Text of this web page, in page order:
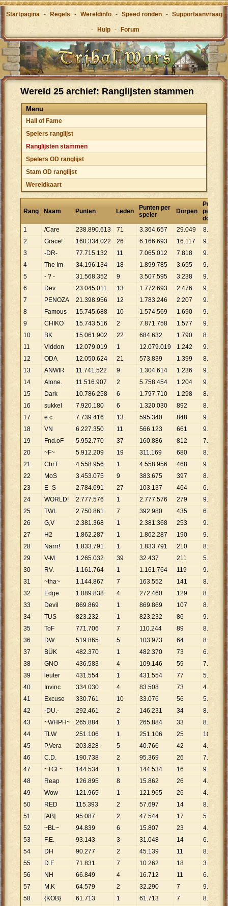
Startpagina - Regels - Wereldinfo - Speed ronden - Supportaanvraag
- Hulp - Forum
Wereld 25 archief: Ranglijsten stammen
Menu
Hall of Fame
Spelers ranglijst
Ranglijsten stammen
Spelers OD ranglijst
Stam OD ranglijst
Wereldkaart
Rang Naam Punten Leden
Punten per
speler
Dorpen
Punten
per
dorp
1
/Care 238.890.613 71 3.364.657 29.049 8.
2
Grace! 160.334.022 26 6.166.693 16.117 9. 948
3
-DR- 77.715.132 11 7.065.012 7.818 9. 941
4
The Im 34.196.134 18 1.899.785 3.655 9. 356
5
- ? - 31.568.352 9 3.507.595 3.238 9. 749
6
Dev 23.045.011 13 1.772.693 2.476 9. 307
7
PENOZA 21.398.956 12 1.783.246 2.207 9. 696
8
Famous 15.745.688 10 1.574.569 1.690 9.
9
CHIKO 15.743.516 2 7.871.758 1.577 9. 983
10
BK 15.061.902 22 684.632 1.790 8. 414
11
Viddon 12.079.019 1 12.079.019 1.242 9.
12
ODA 12.050.624 21 573.839 1.399 8. 614
13
ANWIR 11.741.522 9 1.304.614 1.236 9.500
14
Alone. 11.516.907 2 5.758.454 1.204 9.
15
Dark 10.786.258 6 1.797.710 1.298 8. 310
16
sukkel 7.920.180 6 1.320.030 892 8. 879
17
e.c. 7.739.416 13 595.340 848 9. 127
18
VN 6.227.350 11 566.123 661 9.
19
Fnd.oF 5.952.770 37 160.886 812 7. 331
20
~F~ 5.912.209 19 311.169 680 8. 694
21
CbrT 4.558.956 1 4.558.956 468 9.
22
MoS 3.453.075 9 383.675 397 8. 698
23
E_S 2.784.691 27 103.137 464 6. 001
24
WORLD! 2.777.576 1 2.777.576 279 9.
25
TWL 2.750.861 7 392.980 435 6. 324
26
G,V 2.381.368 1 2.381.368 253 9.413
27
H2 1.862.287 1 1.862.287 190 9.
28
Narrr! 1.833.791 1 1.833.791 210 8. 732
29
V-M 1.265.032 39 32.437 211 5.
30
RV. 1.161.764 1 1.161.764 119 9. 763
31
~tha~ 1.144.867 7 163.552 141 8.
32
Edge 1.089.838 4 272.460 129 8. 448
33
Devil 869.869 1 869.869 107 8. 130
34
TUS 823.232 1 823.232 86 9.
35
ToF 771.706 7 110.244 89 8. 671
36
DW 519.865 5 103.973 64 8. 123
37
BÜK 482.370 1 482.370 73 6.
38
GNO 436.583 4 109.146 59 7. 400
39
leuter 431.554 1 431.554 77 5.605
40
Invinc 334.030 4 83.508 73 4. 576
41
Excuse 330.761 10 33.076 56 5. 906
42
-DU.- 292.461 2 146.231 34 8.
43
~WHPH~ 265.884 1 265.884 33 8.
44
TLW 251.106 1 251.106 25 10 .
45
P.Vera 203.828 5 40.766 42 4. 853
46
C.D. 190.738 2 95.369 26 7. 336
47
~TGF~ 144.534 1 144.534 16 9.
48
Reap 126.895 8 15.862 26 4. 881
49
Wow 121.965 1 121.965 26 4. 691
50
RED 115.393 2 57.697 14 8. 242
51
[AB] 95.087 2 47.544 17 5. 593
52
~BL~ 94.839 6 15.807 23 4.123
53
F.E. 93.143 3 31.048 14 6. 653
54
DH 90.277 2 45.139 11 8. 207
55
D.F 71.831 7 10.262 18 3. 991
56
NH 66.849 4 16.712 11 6.
57
M.K 64.579 2 32.290 7 9. 226
58
{KOB} 61.713 1 61.713 7 8. 816